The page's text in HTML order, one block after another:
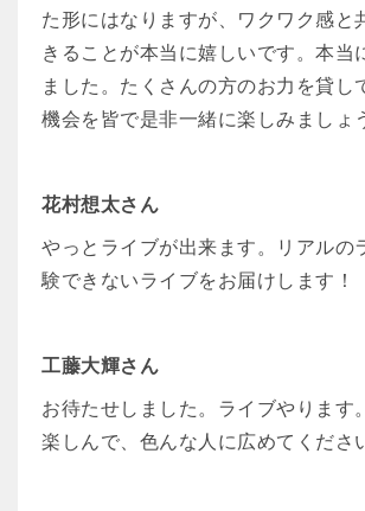
た形にはなりますが、ワクワク感と
きることが本当に嬉しいです。本当
ました。たくさんの方のお力を貸し
機会を皆で是非一緒に楽しみましょ
花村想太さん
やっとライブが出来ます。リアルの
験できないライブをお届けします！
工藤大輝さん
お待たせしました。ライブやります
楽しんで、色んな人に広めてくださ